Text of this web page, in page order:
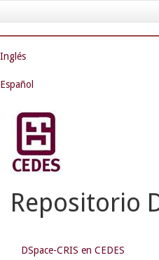
navigation
Inglés
Español
Repositorio
DSpace-CRIS en CEDES